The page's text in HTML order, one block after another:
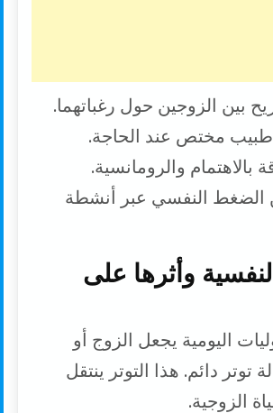
بين الزوجين حول رغباتهما.
طبيب مختص عند الحاجة.
بالاهتمام والرومانسية.
الضغط النفسي عبر أنشطة
وأثرها على
اليومية يجعل الزوج أو
توتر دائم. هذا التوتر ينتقل
الزوجية.